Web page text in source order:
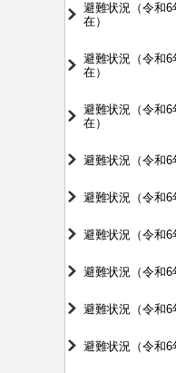
避難状況（令和6
在）
避難状況（令和6
在）
避難状況（令和6
在）
避難状況（令和6
避難状況（令和6
避難状況（令和6
避難状況（令和6
避難状況（令和6
避難状況（令和6